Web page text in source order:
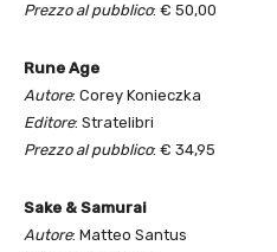
Prezzo al pubblico: € 50,00
Rune Age
Autore: Corey Konieczka
Editore: Stratelibri
Prezzo al pubblico: € 34,95
Sake & Samurai
Autore: Matteo Santus